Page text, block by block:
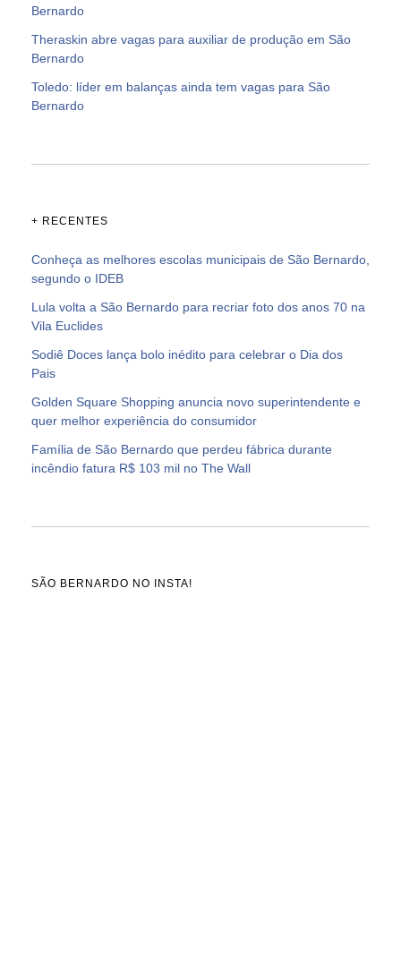
Bernardo
Theraskin abre vagas para auxiliar de produção em São
Bernardo
Toledo: líder em balanças ainda tem vagas para São
Bernardo
+ RECENTES
Conheça as melhores escolas municipais de São Bernardo,
segundo o IDEB
Lula volta a São Bernardo para recriar foto dos anos 70 na
Vila Euclides
Sodiê Doces lança bolo inédito para celebrar o Dia dos
Pais
Golden Square Shopping anuncia novo superintendente e
quer melhor experiência do consumidor
Família de São Bernardo que perdeu fábrica durante
incêndio fatura R$ 103 mil no The Wall
SÃO BERNARDO NO INSTA!